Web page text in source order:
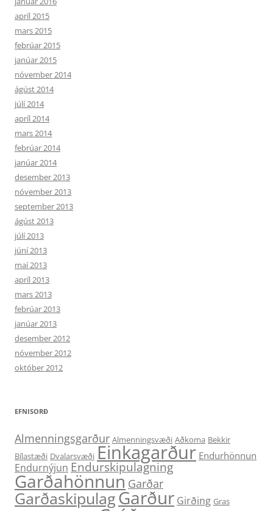
apríl 2015
mars 2015
febrúar 2015
janúar 2015
nóvember 2014
ágúst 2014
júlí 2014
apríl 2014
mars 2014
febrúar 2014
janúar 2014
desember 2013
nóvember 2013
september 2013
ágúst 2013
júlí 2013
júní 2013
maí 2013
apríl 2013
mars 2013
febrúar 2013
janúar 2013
desember 2012
nóvember 2012
október 2012
EFNISORÐ
Almenningsgarður Almenningsvæði Aðkoma Bekkir
Bílastæði Dvalarsvæði Einkagarður Endurhönnun
Endurnýjun Endurskipulagning
Garðahönnun Garðar
GarðaskipulagGarður Girðing Gras